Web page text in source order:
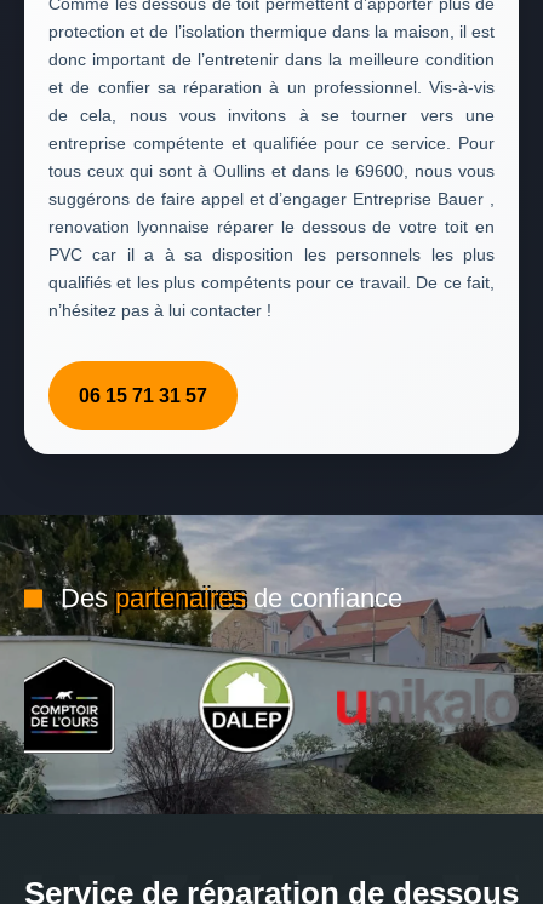
protection et de l’isolation thermique dans la maison, il est
donc important de l’entretenir dans la meilleure condition
et de confier sa réparation à un professionnel. Vis-à-vis
de cela, nous vous invitons à se tourner vers une
entreprise compétente et qualifiée pour ce service. Pour
tous ceux qui sont à Oullins et dans le 69600, nous vous
suggérons de faire appel et d’engager Entreprise Bauer ,
renovation lyonnaise réparer le dessous de votre toit en
PVC car il a à sa disposition les personnels les plus
qualifiés et les plus compétents pour ce travail. De ce fait,
n’hésitez pas à lui contacter !
06 15 71 31 57
Despartenairesde confiance
Service de réparation de dessous